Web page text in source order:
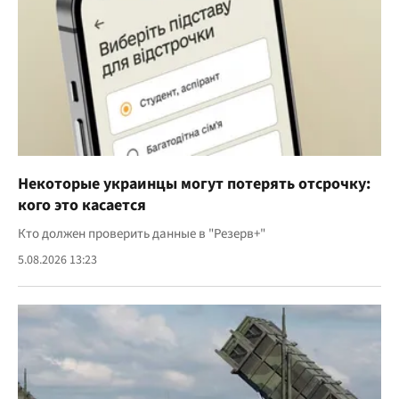
Некоторые украинцы могут потерять отсрочку:
кого это касается
Кто должен проверить данные в "Резерв+"
5.08.2026 13:23